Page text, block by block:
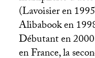
(Lavoisier en
Alibabook en
Débutant en 2000
en France, la